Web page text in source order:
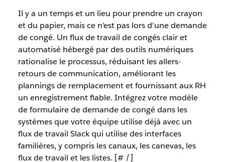
Il y a un temps et un lieu pour prendre un crayon
et du papier, mais ce n'est pas lors d'une demande
de congé. Un flux de travail de congés clair et
automatisé hébergé par des outils numériques
rationalise le processus, réduisant les allers-
retours de communication, améliorant les
plannings de remplacement et fournissant aux RH
un enregistrement fiable. Intégrez votre modèle
de formulaire de demande de congé dans les
systèmes que votre équipe utilise déjà avec un
flux de travail Slack qui utilise des interfaces
familières, y compris les canaux, les canevas, les
flux de travail et les listes. [# /]